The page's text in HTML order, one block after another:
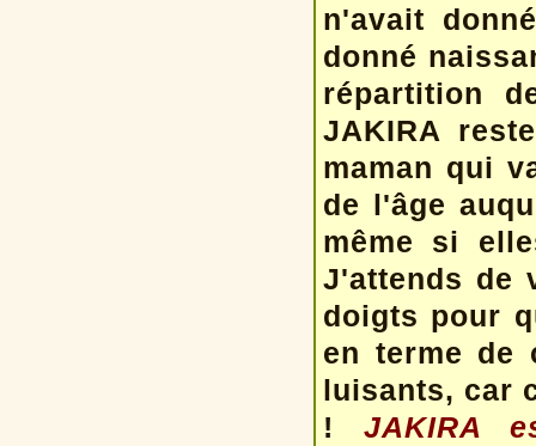
n'avait
donné
répartition
JAKIRA
maman qui
de l'âge
même si
J'attends de
doigts pour
en terme de
luisants, car
! JAKIRA